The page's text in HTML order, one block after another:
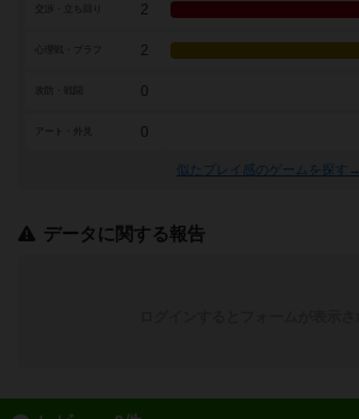
2
2
0
アート・外見 0
似たプレイ感のゲームを探す→
データに関する報告